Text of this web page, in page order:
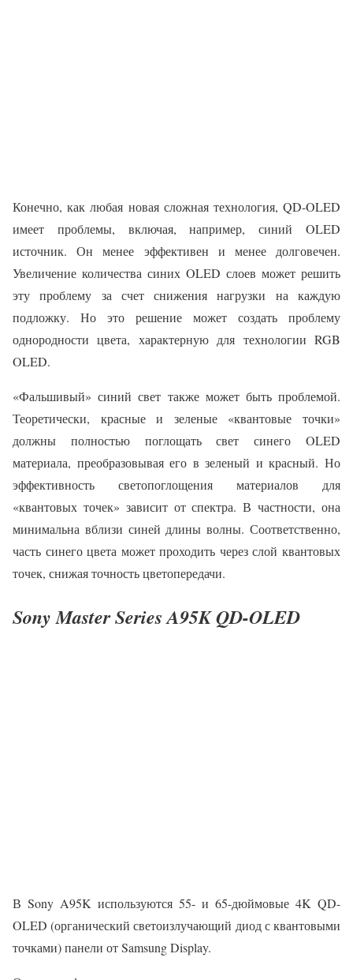
Конечно, как любая новая сложная технология, QD-OLED
имеет проблемы, включая, например, синий OLED
источник. Он менее эффективен и менее долговечен.
Увеличение количества синих OLED слоев может решить
эту проблему за счет снижения нагрузки на каждую
подложку. Но это решение может создать проблему
однородности цвета, характерную для технологии RGB
OLED.
«Фальшивый» синий свет также может быть проблемой.
Теоретически, красные и зеленые «квантовые точки»
должны полностью поглощать свет синего OLED
материала, преобразовывая его в зеленый и красный. Но
эффективность светопоглощения материалов для
«квантовых точек» зависит от спектра. В частности, она
минимальна вблизи синей длины волны. Соответственно,
часть синего цвета может проходить через слой квантовых
точек, снижая точность цветопередачи.
Sony Master Series A95K QD-OLED
В Sony A95K используются 55- и 65-дюймовые 4K QD-
OLED (органический светоизлучающий диод с квантовыми
точками) панели от Samsung Display.